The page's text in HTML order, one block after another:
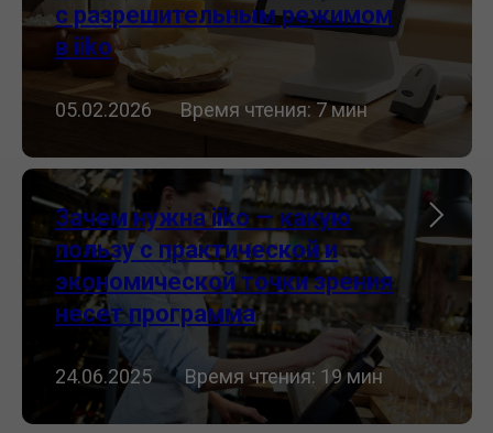
с разрешительным режимом
в iiko
05.02.2026⠀⠀Время чтения: 7 мин
Зачем нужна iiko — какую
пользу с практической и
экономической точки зрения
несет программа
24.06.2025 ⠀⠀Время чтения: 19 мин